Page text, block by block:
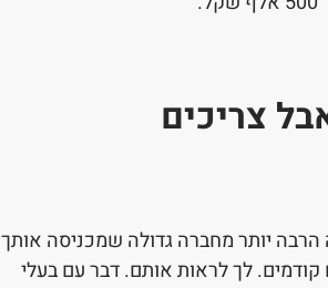
צריכים
שנה ובנה 40 בתים פרטיים שווה הרבה יותר מחברה גדולה שמכניסה אותך
לך לראות אותם. דבר עם בעלי